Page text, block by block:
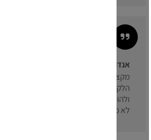
אנדרי זבלין:
מקצוענות ברמה הכי גבוהה ועם המון
הלקוח. אלינה עבדה במהירות שיא והיתה
ולהוציא לפועל פרוייקט אישי חשוב תוך
לא פחות ממושלמת.